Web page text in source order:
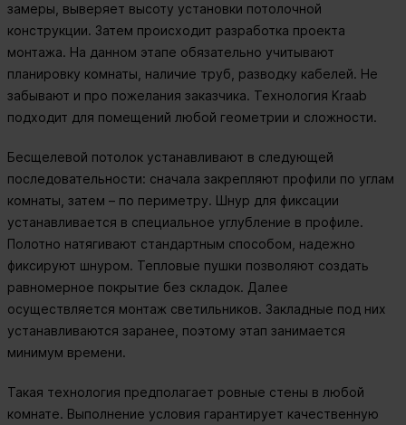
замеры, выверяет высоту установки потолочной
конструкции. Затем происходит разработка проекта
монтажа. На данном этапе обязательно учитывают
планировку комнаты, наличие труб, разводку кабелей. Не
забывают и про пожелания заказчика. Технология Kraab
подходит для помещений любой геометрии и сложности.
Бесщелевой потолок устанавливают в следующей
последовательности: сначала закрепляют профили по углам
комнаты, затем – по периметру. Шнур для фиксации
устанавливается в специальное углубление в профиле.
Полотно натягивают стандартным способом, надежно
фиксируют шнуром. Тепловые пушки позволяют создать
равномерное покрытие без складок. Далее
осуществляется монтаж светильников. Закладные под них
устанавливаются заранее, поэтому этап занимается
минимум времени.
Такая технология предполагает ровные стены в любой
комнате. Выполнение условия гарантирует качественную